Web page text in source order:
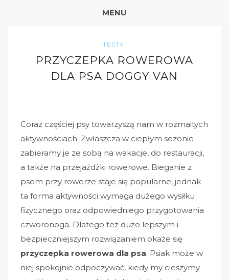
MENU
TESTY
PRZYCZEPKA ROWEROWA
DLA PSA DOGGY VAN
Coraz częściej psy towarzyszą nam w rozmaitych
aktywnościach. Zwłaszcza w ciepłym sezonie
zabieramy je ze sobą na wakacje, do restauracji,
a także na przejażdżki rowerowe. Bieganie z
psem przy rowerze staje się popularne, jednak
ta forma aktywności wymaga dużego wysiłku
fizycznego oraz odpowiedniego przygotowania
czworonoga. Dlatego też dużo lepszym i
bezpieczniejszym rozwiązaniem okaże się
przyczepka rowerowa dla psa. Psiak może w
niej spokojnie odpoczywać, kiedy my cieszymy